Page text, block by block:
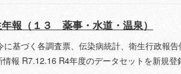
報（１３ 薬事・水道・温泉）
に基づく各調査票、伝染病統計、衛生行政報
報 R7.12.16 R4年度のデータセットを新規登